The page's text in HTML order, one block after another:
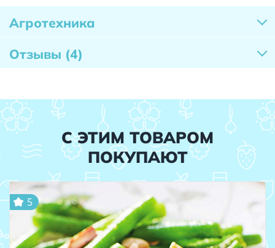
Агротехника
Отзывы (4)
С ЭТИМ ТОВАРОМ
ПОКУПАЮТ
5